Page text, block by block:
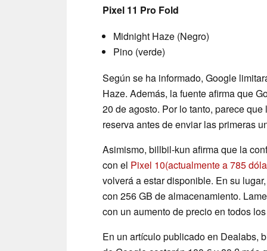
Pixel 11 Pro Fold
Midnight Haze (Negro)
Pino (verde)
Según se ha informado, Google
Haze. Además, la fuente afirma que
20 de agosto. Por lo tanto, parece
reserva antes de enviar las primeras
Asimismo, billbil-kun afirma que la
con el Pixel 10(actualmente a 785
volverá a estar disponible. En su
con 256 GB de almacenamiento.
con un aumento de precio en todos
En un artículo publicado en Dealabs,